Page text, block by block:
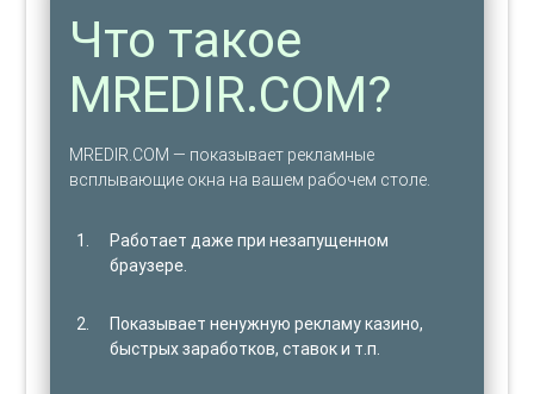
Что такое
MREDIR.COM?
MREDIR.COM — показывает рекламные
всплывающие окна на вашем рабочем столе.
Работает даже при незапущенном
браузере.
Показывает ненужную рекламу казино,
быстрых заработков, ставок и т.п.